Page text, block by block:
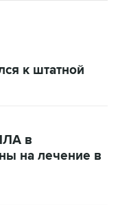
на лечение в